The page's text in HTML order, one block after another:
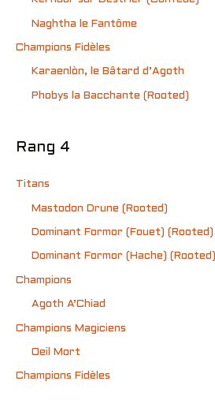
Naghtha le Fantôme
Champions Fidèles
Karaenlòn, le Bâtard d’Agoth
Phobys la Bacchante (Rooted)
Rang 4
Titans
Mastodon Drune (Rooted)
Dominant Formor (Fouet) (Rooted)
Dominant Formor (Hache) (Rooted)
Champions
Agoth A’Chiad
Champions Magiciens
Oeil Mort
Champions Fidèles